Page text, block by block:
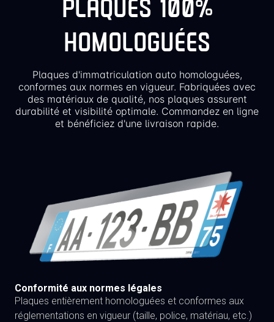
PLAQUES 100%
HOMOLOGUÉES
Plaques d'immatriculation auto homologuées,
conformes aux normes en vigueur. Fabriquées avec
des matériaux de qualité, nos plaques assurent
durabilité et visibilité optimale. Commandez en ligne
et bénéficiez d'une livraison rapide.
Conformité aux normes légales
Plaques entièrement homologuées et conformes aux
réglementations en vigueur (taille, police, matériau, etc.)